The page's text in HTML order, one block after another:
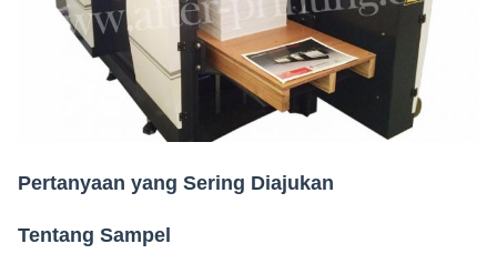
Pertanyaan yang Sering Diajukan
Tentang Sampel